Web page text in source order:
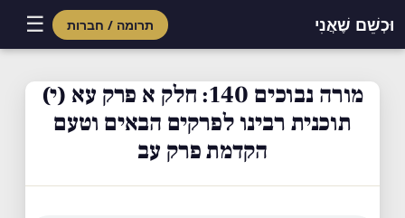
וּכְשֵׁם שֶׁאֲנִי תרומה / חברות ☰
contentמורה נבוכים 140: חלק א פרק עא (י)
תוכנית רבינו לפרקים הבאים וטעם
הקדמת פרק עב